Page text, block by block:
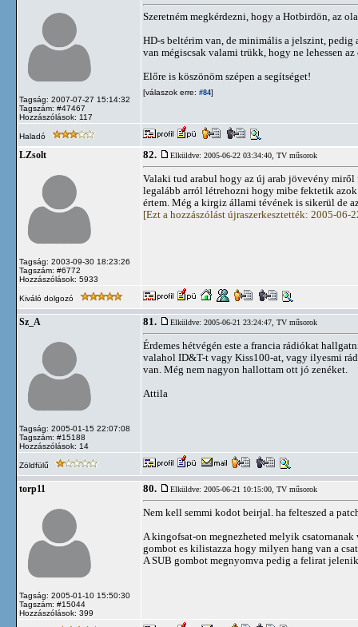
Tagság: 2007-07-27 15:14:32
Tagszám: #47467
Hozzászólások: 117
Szeretném megkérdezni, hogy a Hotbirdön, az
HD-s beltérim van, de minimális a jelszint,
van mégiscsak valami trükk, hogy ne lehessen
Előre is köszönöm szépen a segítséget!
[válaszok erre: #84]
Haladó
LZsolt
Tagság: 2003-09-30 18:23:26
Tagszám: #6772
Hozzászólások: 5933
82. Elküldve: 2005-06-22 03:34:40, TV műsorok
Valaki tud arabul hogy az új arab jövevény
legalább arról létrehozni hogy mibe fektetik
értem. Még a kirgiz állami tévének is sikerül de
[Ezt a hozzászólást újraszerkesztették: 2005-06-
Kiváló dolgozó
Sz_A
Tagság: 2005-01-15 22:07:08
Tagszám: #15188
Hozzászólások: 14
81. Elküldve: 2005-06-21 23:24:47, TV műsorok
Érdemes hétvégén este a francia rádiókat
valahol ID&T-t vagy Kiss100-at, vagy ilyesmi
van. Még nem nagyon hallottam ott jó zenéket.
Attila
Zöldfülű
torp11
Tagság: 2005-01-10 15:50:30
Tagszám: #15044
Hozzászólások: 399
80. Elküldve: 2005-06-21 10:15:00, TV műsorok
Nem kell semmi kodot beirjal. ha felteszed a
A kingofsat-on megnezheted melyik
gombot es kilistazza hogy milyen hang van a
A SUB gombot megnyomva pedig a felirat